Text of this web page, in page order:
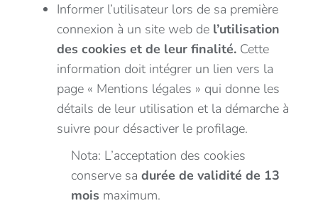
Informer l’utilisateur lors de sa première
connexion à un site web de l’utilisation
des cookies et de leur finalité. Cette
information doit intégrer un lien vers la
page « Mentions légales » qui donne les
détails de leur utilisation et la démarche à
suivre pour désactiver le profilage.
Nota: L’acceptation des cookies
conserve sa durée de validité de 13
mois maximum.